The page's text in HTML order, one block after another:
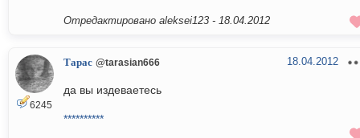
Отредактировано aleksei123 - 18.04.2012
6245
Тарас @tarasian666 18.04.2012
да вы издеваетесь
**********